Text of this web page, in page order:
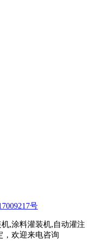
号
,涂料灌装机,自动灌注
，欢迎来电咨询